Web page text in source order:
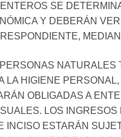
ENTEROS SE
Y DEBERÁN
LA HIGIENE
OBLIGADAS A
LOS
INCISO ESTARÁN